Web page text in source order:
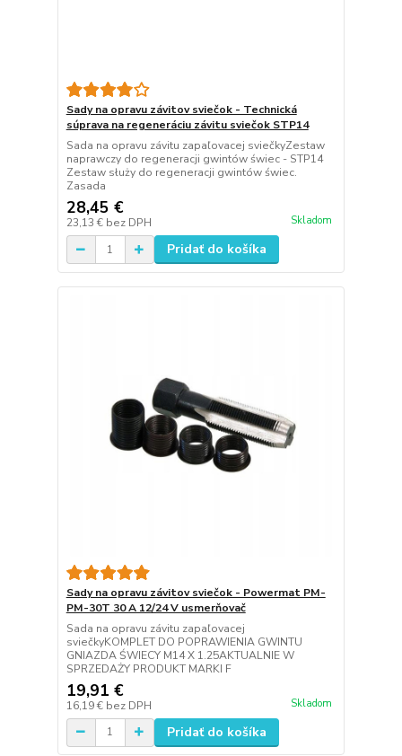
Sady na opravu závitov sviečok - Technická
súprava na regeneráciu závitu sviečok STP14
Sada na opravu závitu zapaľovacej sviečkyZestaw
naprawczy do regeneracji gwintów świec - STP14
Zestaw służy do regeneracji gwintów świec.
Zasada
28,45 €
23,13 € bez DPH Skladom
Pridať do košíka
Sady na opravu závitov sviečok - Powermat PM-
PM-30T 30 A 12/24 V usmerňovač
Sada na opravu závitu zapaľovacej
sviečkyKOMPLET DO POPRAWIENIA GWINTU
GNIAZDA ŚWIECY M14 X 1.25AKTUALNIE W
SPRZEDAŻY PRODUKT MARKI F
19,91 €
16,19 € bez DPH Skladom
Pridať do košíka